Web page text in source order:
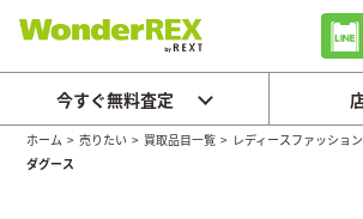
今すぐ無料査定
ホーム >売りたい > 買取品目一覧 > レディースファッション
ダグース